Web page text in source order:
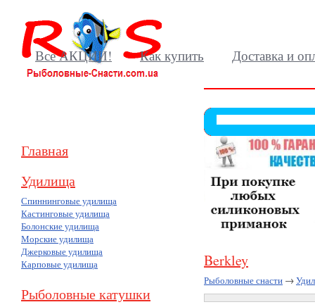
Все АКЦИИ! Как купить Доставка и
Главная
Удилища
Спиннинговые удилища
Кастинговые удилища
Болонские удилища
Морские удилища
Джерковые удилища
Карповые удилища
Рыболовные катушки
Berkley
Рыболовные снасти →